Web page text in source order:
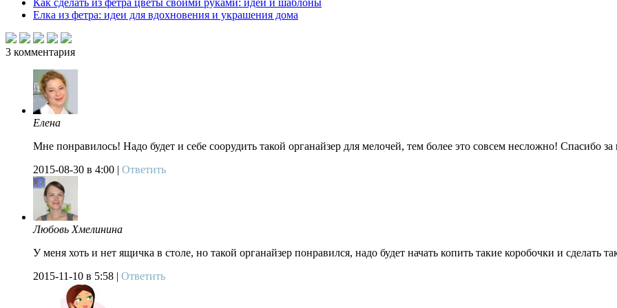
Как сделать из фетра цветы своими руками: идеи и шаблоны
Елка из фетра: идеи для вдохновения и украшения дома
3 комментария
Елена
Мне понравилось! Надо будет и себе соорудить такой органайзер для мелочей, тем более это совсем несложно! Спасибо
2015-08-30 в 4:00 | Ответить
Любовь Хмелинина
У меня хоть и нет ящичка в столе, но такой органайзер понравился, надо будет начать копить такие коробочки и сделать
2015-11-10 в 5:58 | Ответить